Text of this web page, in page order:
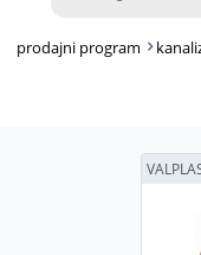
prodajni program